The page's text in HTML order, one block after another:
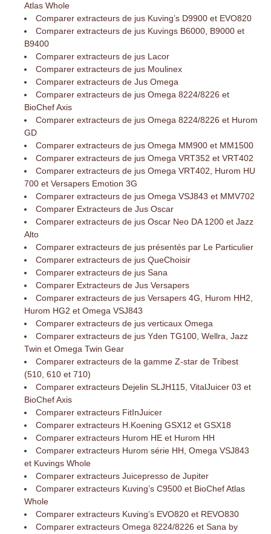
Atlas Whole
Comparer extracteurs de jus Kuving’s D9900 et EVO820
Comparer extracteurs de jus Kuvings B6000, B9000 et
B9400
Comparer extracteurs de jus Lacor
Comparer extracteurs de jus Moulinex
Comparer extracteurs de Jus Omega
Comparer extracteurs de jus Omega 8224/8226 et
BioChef Axis
Comparer extracteurs de jus Omega 8224/8226 et Hurom
GD
Comparer extracteurs de jus Omega MM900 et MM1500
Comparer extracteurs de jus Omega VRT352 et VRT402
Comparer extracteurs de jus Omega VRT402, Hurom HU
700 et Versapers Emotion 3G
Comparer extracteurs de jus Omega VSJ843 et MMV702
Comparer Extracteurs de Jus Oscar
Comparer extracteurs de jus Oscar Neo DA 1200 et Jazz
Alto
Comparer extracteurs de jus présentés par Le Particulier
Comparer extracteurs de jus QueChoisir
Comparer extracteurs de jus Sana
Comparer Extracteurs de Jus Versapers
Comparer extracteurs de jus Versapers 4G, Hurom HH2,
Hurom HG2 et Omega VSJ843
Comparer extracteurs de jus verticaux Omega
Comparer extracteurs de jus Yden TG100, Wellra, Jazz
Twin et Omega Twin Gear
Comparer extracteurs de la gamme Z-star de Tribest
(510, 610 et 710)
Comparer extracteurs Dejelin SLJH115, VitalJuicer 03 et
BioChef Axis
Comparer extracteurs FitInJuicer
Comparer extracteurs H.Koening GSX12 et GSX18
Comparer extracteurs Hurom HE et Hurom HH
Comparer extracteurs Hurom série HH, Omega VSJ843
et Kuvings Whole
Comparer extracteurs Juicepresso de Jupiter
Comparer extracteurs Kuving’s C9500 et BioChef Atlas
Whole
Comparer extracteurs Kuving’s EVO820 et REVO830
Comparer extracteurs Omega 8224/8226 et Sana by